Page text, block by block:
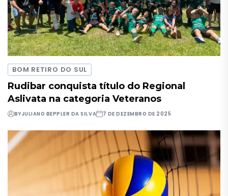
BOM RETIRO DO SUL
Rudibar conquista título do Regional
Aslivata na categoria Veteranos
BYJULIANO BEPPLER DA SILVA 7 DE DEZEMBRO DE 2025